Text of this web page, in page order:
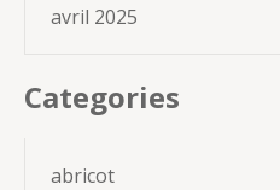
avril 2025
Categories
abricot